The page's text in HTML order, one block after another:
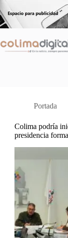
Saltar
al
contenido
Portada
Colima podría
presidencia